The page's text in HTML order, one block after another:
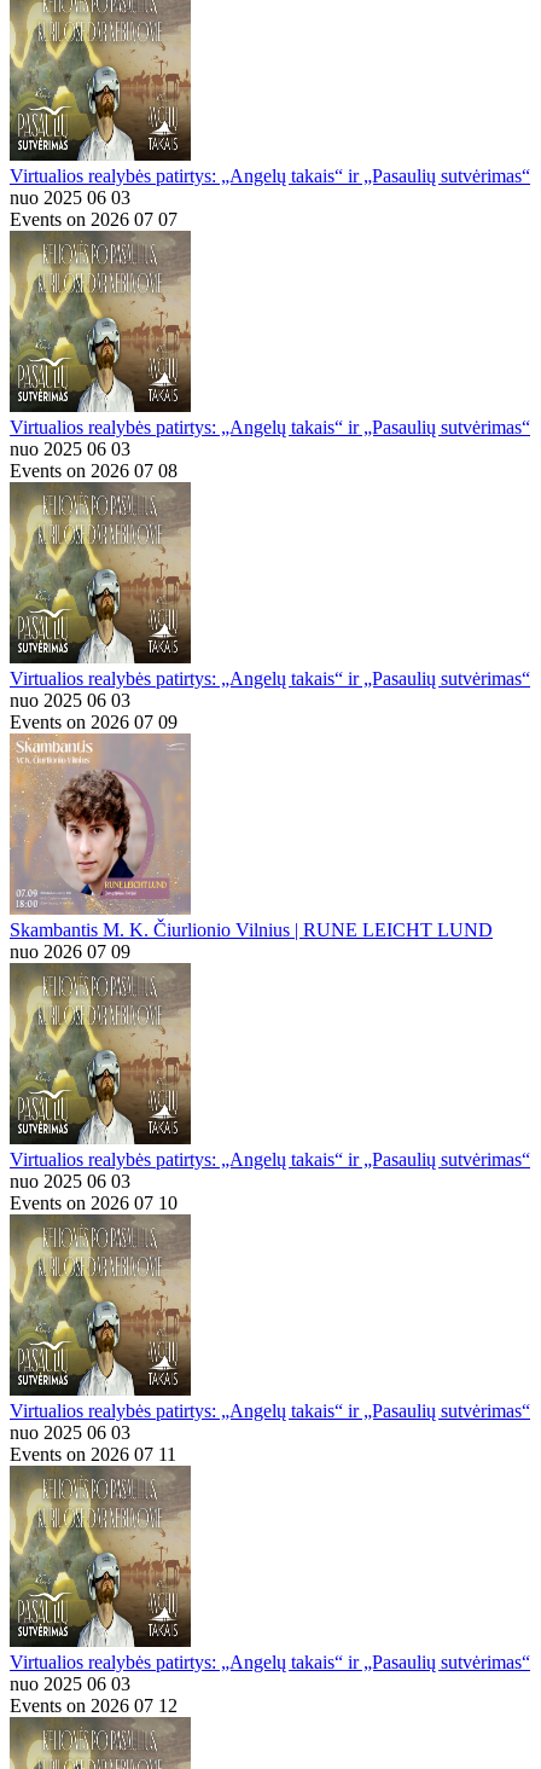
Virtualios realybės patirtys: „Angelų takais“ ir „Pasaulių sutvėrimas“
nuo 2025 06 03
Events on 2026 07 07
Virtualios realybės patirtys: „Angelų takais“ ir „Pasaulių sutvėrimas“
nuo 2025 06 03
Events on 2026 07 08
Virtualios realybės patirtys: „Angelų takais“ ir „Pasaulių sutvėrimas“
nuo 2025 06 03
Events on 2026 07 09
Skambantis M. K. Čiurlionio Vilnius | RUNE LEICHT LUND
nuo 2026 07 09
Virtualios realybės patirtys: „Angelų takais“ ir „Pasaulių sutvėrimas“
nuo 2025 06 03
Events on 2026 07 10
Virtualios realybės patirtys: „Angelų takais“ ir „Pasaulių sutvėrimas“
nuo 2025 06 03
Events on 2026 07 11
Virtualios realybės patirtys: „Angelų takais“ ir „Pasaulių sutvėrimas“
nuo 2025 06 03
Events on 2026 07 12